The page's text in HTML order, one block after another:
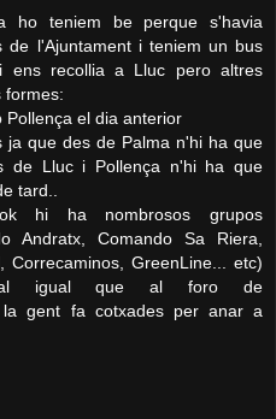
ho teniem be perque s'havia
de l'Ajuntament i teniem un bus
recollia a Lluc pero altres
formes:
el dia anterior
ja que des de Palma n'hi ha que
de Lluc i Pollença n'hi ha que
tard..
hi ha nombrosos grupos
Andratx, Comando Sa Riera,
Correcaminos, GreenLine... etc)
igual que al foro de
la gent fa cotxades per anar a